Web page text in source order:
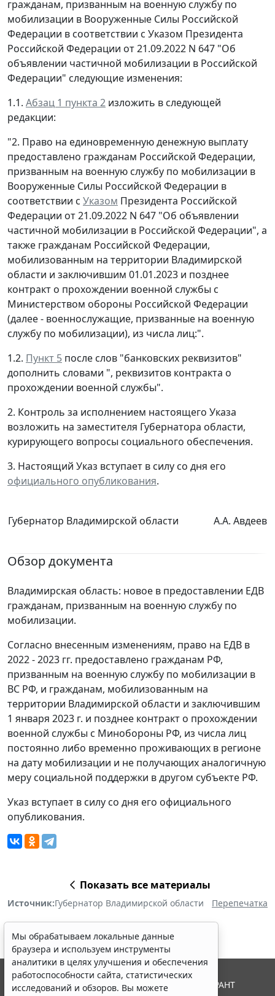
гражданам, призванным на военную службу по
мобилизации в Вооруженные Силы Российской
Федерации в соответствии с Указом Президента
Российской Федерации от 21.09.2022 N 647 "Об
объявлении частичной мобилизации в Российской
Федерации" следующие изменения:
1.1. Абзац 1 пункта 2 изложить в следующей
редакции:
"2. Право на единовременную денежную выплату
предоставлено гражданам Российской Федерации,
призванным на военную службу по мобилизации в
Вооруженные Силы Российской Федерации в
соответствии с Указом Президента Российской
Федерации от 21.09.2022 N 647 "Об объявлении
частичной мобилизации в Российской Федерации", а
также гражданам Российской Федерации,
мобилизованным на территории Владимирской
области и заключившим 01.01.2023 и позднее
контракт о прохождении военной службы с
Министерством обороны Российской Федерации
(далее - военнослужащие, призванные на военную
службу по мобилизации), из числа лиц:".
1.2. Пункт 5 после слов "банковских реквизитов"
дополнить словами ", реквизитов контракта о
прохождении военной службы".
2. Контроль за исполнением настоящего Указа
возложить на заместителя Губернатора области,
курирующего вопросы социального обеспечения.
3. Настоящий Указ вступает в силу со дня его
официального опубликования.
Губернатор Владимирской области А.А. Авдеев
Обзор документа
Владимирская область: новое в предоставлении ЕДВ
гражданам, призванным на военную службу по
мобилизации.
Согласно внесенным изменениям, право на ЕДВ в
2022 - 2023 гг. предоставлено гражданам РФ,
призванным на военную службу по мобилизации в
ВС РФ, и гражданам, мобилизованным на
территории Владимирской области и заключившим
1 января 2023 г. и позднее контракт о прохождении
военной службы с Минобороны РФ, из числа лиц
постоянно либо временно проживающих в регионе
на дату мобилизации и не получающих аналогичную
меру социальной поддержки в другом субъекте РФ.
Указ вступает в силу со дня его официального
опубликования.
Показать все материалы
Источник:Губернатор Владимирской области Перепечатка
Мы обрабатываем локальные данные
браузера и используем инструменты
аналитики в целях улучшения и обеспечения
работоспособности сайта, статистических
исследований и обзоров. Вы можете
© ООО "НПП "ГАРАНТ-СЕРВИС", 2026. Система ГАРАНТ